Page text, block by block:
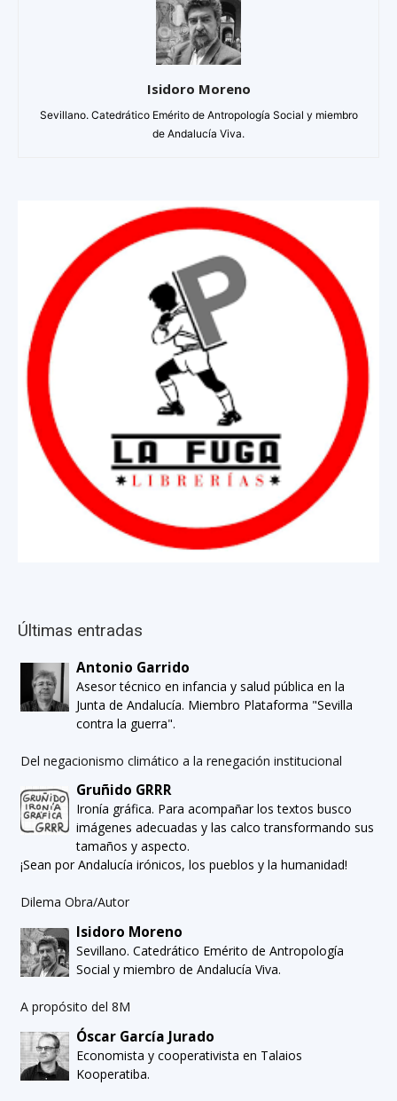
Isidoro Moreno
Sevillano. Catedrático Emérito de Antropología Social y miembro
de Andalucía Viva.
Últimas entradas
Antonio Garrido
Asesor técnico en infancia y salud pública en la
Junta de Andalucía. Miembro Plataforma "Sevilla
contra la guerra".
Del negacionismo climático a la renegación institucional
Gruñido GRRR
Ironía gráfica. Para acompañar los textos busco
imágenes adecuadas y las calco transformando sus
tamaños y aspecto.
¡Sean por Andalucía irónicos, los pueblos y la humanidad!
Dilema Obra/Autor
Isidoro Moreno
Sevillano. Catedrático Emérito de Antropología
Social y miembro de Andalucía Viva.
A propósito del 8M
Óscar García Jurado
Economista y cooperativista en Talaios
Kooperatiba.